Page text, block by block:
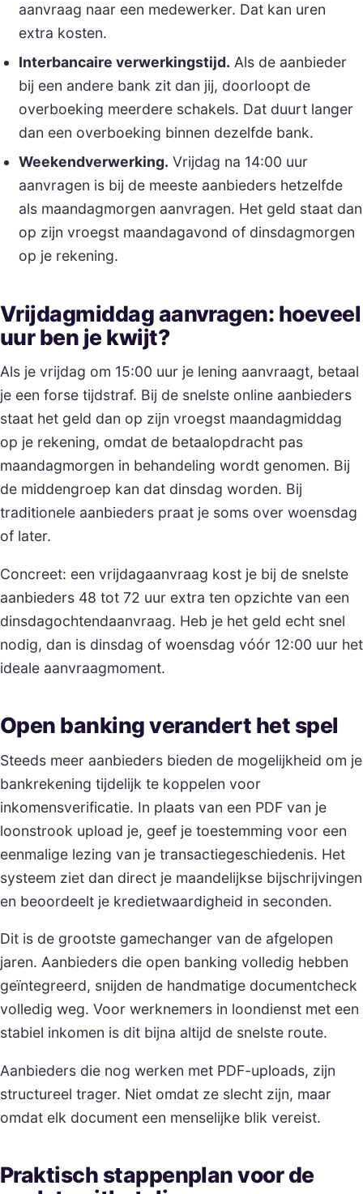
aanvraag naar een medewerker. Dat kan uren
extra kosten.
Interbancaire verwerkingstijd. Als de aanbieder
bij een andere bank zit dan jij, doorloopt de
overboeking meerdere schakels. Dat duurt langer
dan een overboeking binnen dezelfde bank.
Weekendverwerking. Vrijdag na 14:00 uur
aanvragen is bij de meeste aanbieders hetzelfde
als maandagmorgen aanvragen. Het geld staat dan
op zijn vroegst maandagavond of dinsdagmorgen
op je rekening.
Vrijdagmiddag aanvragen: hoeveel
uur ben je kwijt?
Als je vrijdag om 15:00 uur je lening aanvraagt, betaal
je een forse tijdstraf. Bij de snelste online aanbieders
staat het geld dan op zijn vroegst maandagmiddag
op je rekening, omdat de betaalopdracht pas
maandagmorgen in behandeling wordt genomen. Bij
de middengroep kan dat dinsdag worden. Bij
traditionele aanbieders praat je soms over woensdag
of later.
Concreet: een vrijdagaanvraag kost je bij de snelste
aanbieders 48 tot 72 uur extra ten opzichte van een
dinsdagochtendaanvraag. Heb je het geld echt snel
nodig, dan is dinsdag of woensdag vóór 12:00 uur het
ideale aanvraagmoment.
Open banking verandert het spel
Steeds meer aanbieders bieden de mogelijkheid om je
bankrekening tijdelijk te koppelen voor
inkomensverificatie. In plaats van een PDF van je
loonstrook upload je, geef je toestemming voor een
eenmalige lezing van je transactiegeschiedenis. Het
systeem ziet dan direct je maandelijkse bijschrijvingen
en beoordeelt je kredietwaardigheid in seconden.
Dit is de grootste gamechanger van de afgelopen
jaren. Aanbieders die open banking volledig hebben
geïntegreerd, snijden de handmatige documentcheck
volledig weg. Voor werknemers in loondienst met een
stabiel inkomen is dit bijna altijd de snelste route.
Aanbieders die nog werken met PDF-uploads, zijn
structureel trager. Niet omdat ze slecht zijn, maar
omdat elk document een menselijke blik vereist.
Praktisch stappenplan voor de